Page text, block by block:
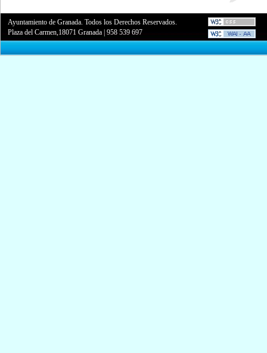
Ayuntamiento de Granada. Todos los Derechos Reservados.
Plaza del Carmen,18071 Granada |958 539 697